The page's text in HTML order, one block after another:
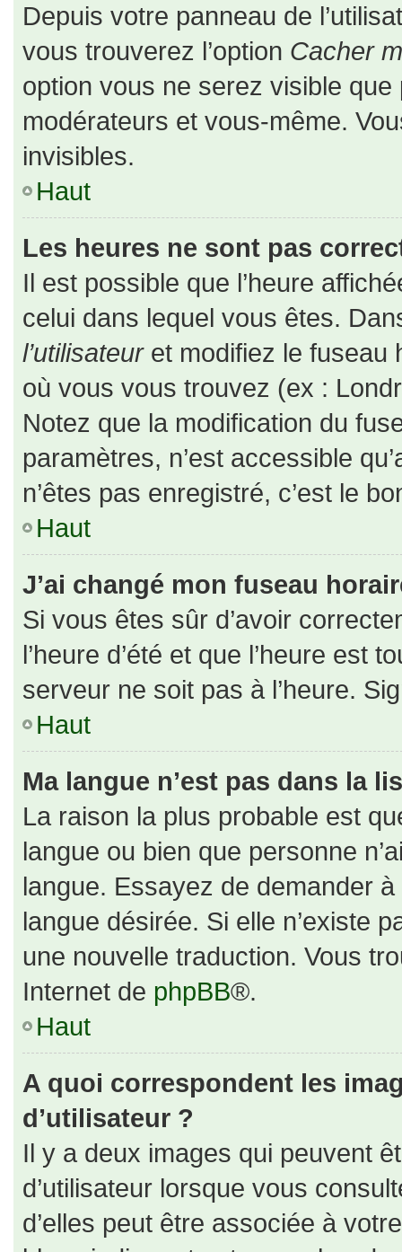
Depuis votre panneau de
vous trouverez l’option Cacher
option vous ne serez visible
modérateurs et vous-même.
invisibles.
Haut
Les heures ne sont pas
Il est possible que l’heure
celui dans lequel vous êtes.
l’utilisateuret modifiez le fuseau
où vous vous trouvez (ex :
Notez que la modification du
paramètres, n’est accessible
n’êtes pas enregistré, c’est le
Haut
J’ai changé mon fuseau
Si vous êtes sûr d’avoir
l’heure d’été et que l’heure est
serveur ne soit pas à l’heure.
Haut
Ma langue n’est pas dans la
La raison la plus probable est
langue ou bien que personne
langue. Essayez de demander
langue désirée. Si elle n’existe
une nouvelle traduction. Vous
Internet de phpBB®.
Haut
A quoi correspondent les
d’utilisateur ?
Il y a deux images qui peuvent
d’utilisateur lorsque vous
d’elles peut être associée à